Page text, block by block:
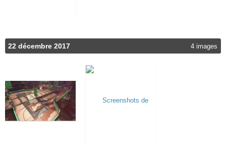
22 décembre 2017 4 images